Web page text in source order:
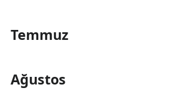
Temmuz
Ağustos